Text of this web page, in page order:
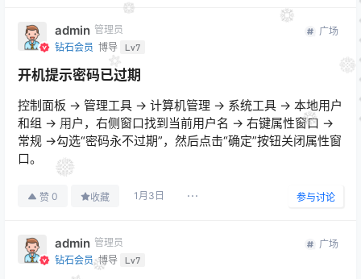
admin 管理员
钻石会员 博导 Lv7
广场
开机提示密码已过期
控制面板 → 管理工具 → 计算机管理 → 系统工具 → 本地用户
和组 → 用户，右侧窗口找到当前用户名 → 右键属性窗口 →
常规 →勾选“密码永不过期”，然后点击“确定”按钮关闭属性窗
口。
赞 0 收藏 1月3日 参与讨论
admin 管理员
钻石会员 博导 Lv7
广场